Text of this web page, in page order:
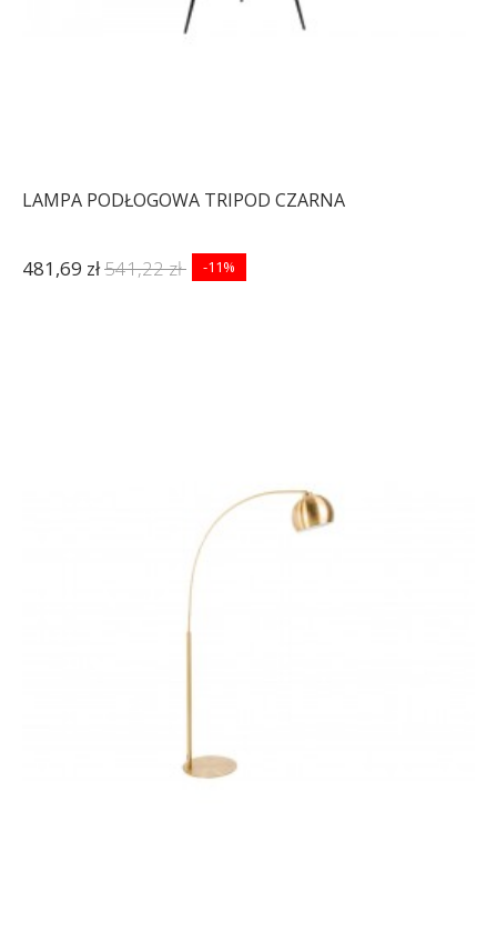
LAMPA PODŁOGOWA TRIPOD CZARNA
481,69 zł541,22 zł -11%